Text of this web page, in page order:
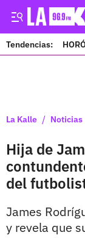
Tendencias:
La Kalle / Noticias
Hija de
del
James
y revela que